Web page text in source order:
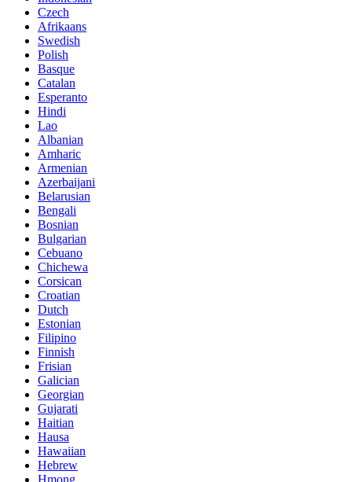
Czech
Afrikaans
Swedish
Polish
Basque
Catalan
Esperanto
Hindi
Lao
Albanian
Amharic
Armenian
Azerbaijani
Belarusian
Bengali
Bosnian
Bulgarian
Cebuano
Chichewa
Corsican
Croatian
Dutch
Estonian
Filipino
Finnish
Frisian
Galician
Georgian
Gujarati
Haitian
Hausa
Hawaiian
Hebrew
Hmong